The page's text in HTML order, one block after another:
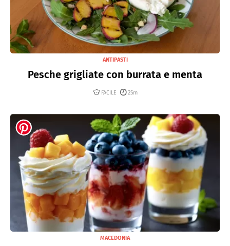
ANTIPASTI
Pesche grigliate con burrata e menta
FACILE 25m
MACEDONIA